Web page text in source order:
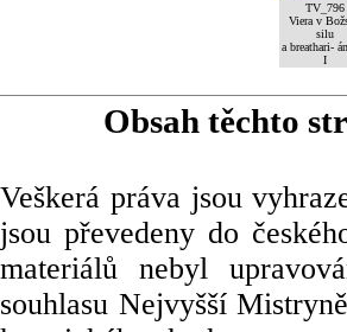
TV_796
Viera v
silu
a breathari-
I
Obsah těchto
Veškerá práva jsou
jsou převedeny do
materiálů nebyl
souhlasu Nejvyšší